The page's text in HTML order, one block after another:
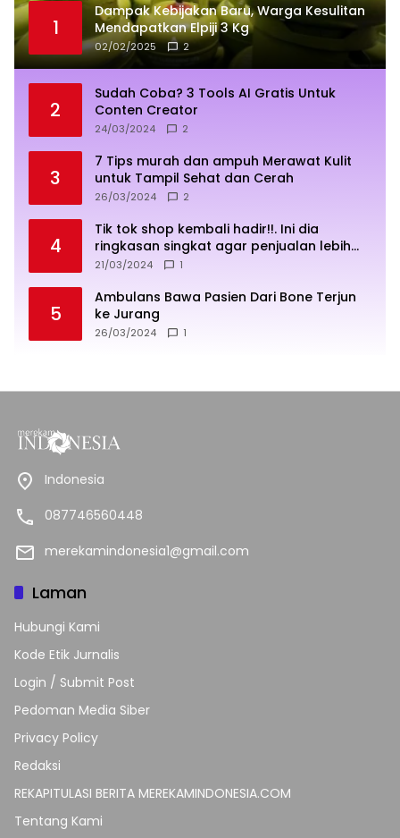
1
Dampak Kebijakan Baru, Warga Kesulitan
Mendapatkan Elpiji 3 Kg
02/02/2025 2
2
Sudah Coba? 3 Tools AI Gratis Untuk
Conten Creator
24/03/2024 2
3
7 Tips murah dan ampuh Merawat Kulit
untuk Tampil Sehat dan Cerah
26/03/2024 2
4
Tik tok shop kembali hadir!!. Ini dia
ringkasan singkat agar penjualan lebih
sukses
21/03/2024 1
5
Ambulans Bawa Pasien Dari Bone Terjun
ke Jurang
26/03/2024 1
Indonesia
087746560448
merekamindonesia1@gmail.com
Laman
Hubungi Kami
Kode Etik Jurnalis
Login / Submit Post
Pedoman Media Siber
Privacy Policy
Redaksi
REKAPITULASI BERITA MEREKAMINDONESIA.COM
Tentang Kami